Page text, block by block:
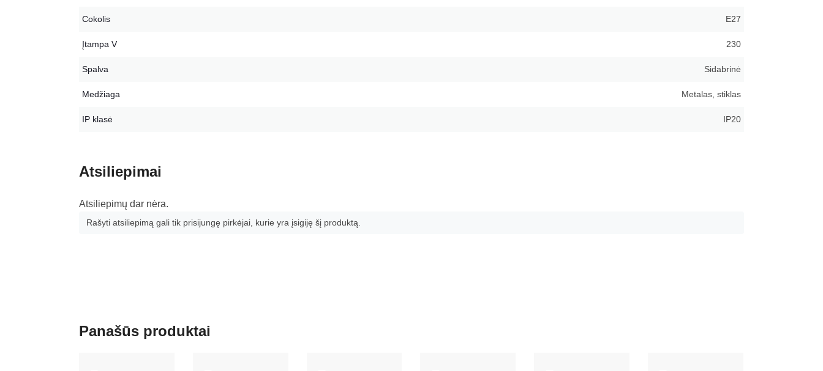
Cokolis E27
Įtampa V 230
Spalva Sidabrinė
Medžiaga Metalas, stiklas
IP klasė IP20
Atsiliepimai
Atsiliepimų dar nėra.
Rašyti atsiliepimą gali tik prisijungę pirkėjai, kurie yra įsigiję šį produktą.
Panašūs produktai